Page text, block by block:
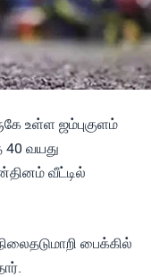
உள்ள ஜம்புகுளம்
40 வயது
வீட்டில்
பைக்கில்